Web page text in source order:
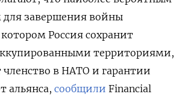
завершения войны
Россия сохранит
территориями,
членство в НАТО и гарантии
альянса, сообщили Financial